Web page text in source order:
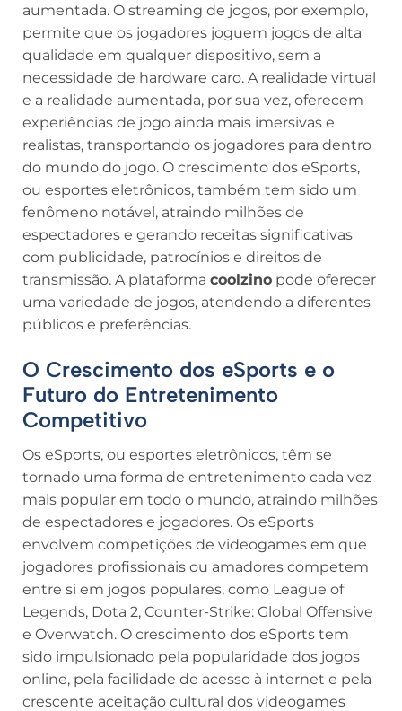
aumentada. O streaming de jogos, por exemplo,
permite que os jogadores joguem jogos de alta
qualidade em qualquer dispositivo, sem a
necessidade de hardware caro. A realidade virtual
e a realidade aumentada, por sua vez, oferecem
experiências de jogo ainda mais imersivas e
realistas, transportando os jogadores para dentro
do mundo do jogo. O crescimento dos eSports,
ou esportes eletrônicos, também tem sido um
fenômeno notável, atraindo milhões de
espectadores e gerando receitas significativas
com publicidade, patrocínios e direitos de
transmissão. A plataforma coolzino pode oferecer
uma variedade de jogos, atendendo a diferentes
públicos e preferências.
O Crescimento dos eSports e o
Futuro do Entretenimento
Competitivo
Os eSports, ou esportes eletrônicos, têm se
tornado uma forma de entretenimento cada vez
mais popular em todo o mundo, atraindo milhões
de espectadores e jogadores. Os eSports
envolvem competições de videogames em que
jogadores profissionais ou amadores competem
entre si em jogos populares, como League of
Legends, Dota 2, Counter-Strike: Global Offensive
e Overwatch. O crescimento dos eSports tem
sido impulsionado pela popularidade dos jogos
online, pela facilidade de acesso à internet e pela
crescente aceitação cultural dos videogames